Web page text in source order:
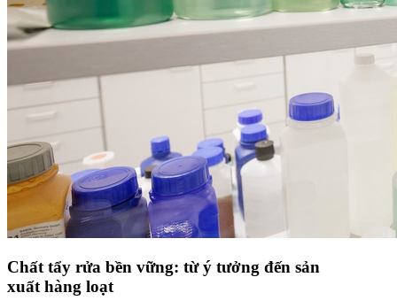
Chất tẩy rửa bền vững: từ ý tưởng đến sản
xuất hàng loạt